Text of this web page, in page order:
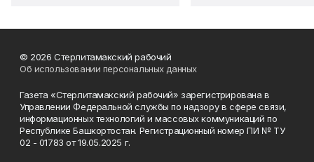
© 2026 Стерлитамакский рабочий
Об использовании персональных данных
Газета «Стерлитамакский рабочий» зарегистрирована в
Управлении Федеральной службы по надзору в сфере связи,
информационных технологий и массовых коммуникаций по
Республике Башкортостан. Регистрационный номер ПИ № ТУ
02 - 01783 от 19.05.2025 г.